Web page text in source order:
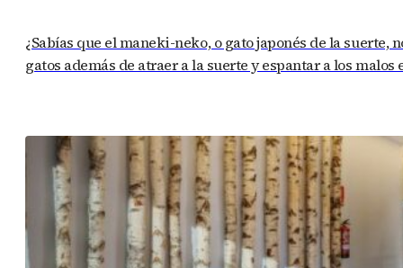
¿Sabías que el maneki-neko, o gato japonés de la
gatos además de atraer a la suerte y espantar a los